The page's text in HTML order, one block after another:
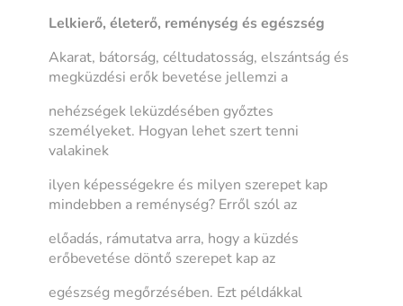
Lelkierő, életerő, reménység és egészség
Akarat, bátorság, céltudatosság, elszántság és
megküzdési erők bevetése jellemzi a
nehézségek leküzdésében győztes
személyeket. Hogyan lehet szert tenni
valakinek
ilyen képességekre és milyen szerepet kap
mindebben a reménység? Erről szól az
előadás, rámutatva arra, hogy a küzdés
erőbevetése döntő szerepet kap az
egészség megőrzésében. Ezt példákkal